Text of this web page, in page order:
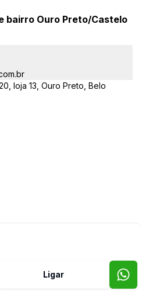
Ligar
bairro Ouro Preto/Castelo
loja 13, Ouro Preto, Belo
de Tecnologia Loft